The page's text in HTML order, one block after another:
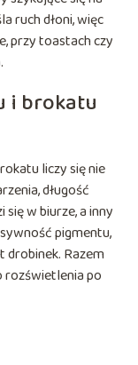
ruch dłoni, więc
przy toastach czy
i brokatu
liczy się nie
długość
w biurze, a inny
pigmentu,
Razem
rozświetlenia po